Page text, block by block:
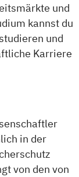
und
kannst du
und
Karriere
in der
von den von